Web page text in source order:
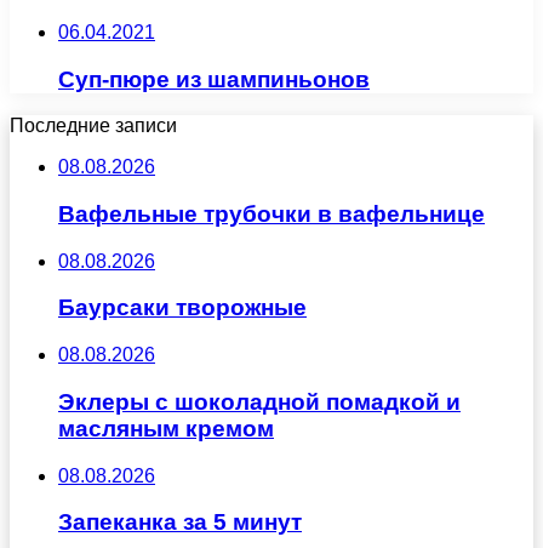
06.04.2021
Суп-пюре из шампиньонов
Последние записи
08.08.2026
Вафельные трубочки в вафельнице
08.08.2026
Баурсаки творожные
08.08.2026
Эклеры с шоколадной помадкой и
масляным кремом
08.08.2026
Запеканка за 5 минут